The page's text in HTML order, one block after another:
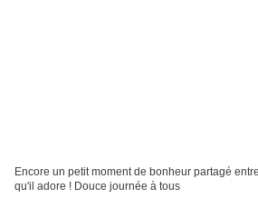
Encore un petit moment de bonheur partagé
qu'il adore ! Douce journée à tous